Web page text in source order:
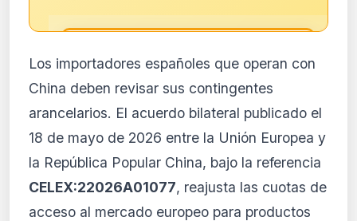
🔒
Análisis de impacto reservado
para suscriptores
El análisis detallado del impacto de esta
normativa está disponible con los planes
completo y recibe alertas personalizadas.
Los importadores españoles que operan con
China deben revisar sus contingentes
arancelarios. El acuerdo bilateral publicado el
18 de mayo de 2026 entre la Unión Europea y
la República Popular China, bajo la referencia
CELEX:22026A01077, reajusta las cuotas de
acceso al mercado europeo para productos